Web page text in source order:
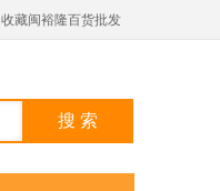
收藏闽裕隆百货批发
搜 索